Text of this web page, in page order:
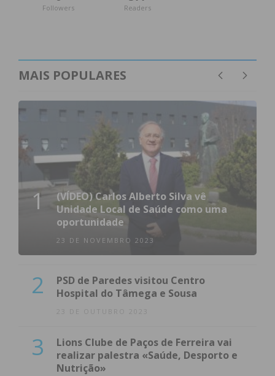
Followers Readers
MAIS POPULARES
1
(VÍDEO) Carlos Alberto Silva vê
Unidade Local de Saúde como uma
oportunidade
23 DE NOVEMBRO 2023
2
PSD de Paredes visitou Centro
Hospital do Tâmega e Sousa
23 DE OUTUBRO 2023
3
Lions Clube de Paços de Ferreira vai
realizar palestra «Saúde, Desporto e
Nutrição»